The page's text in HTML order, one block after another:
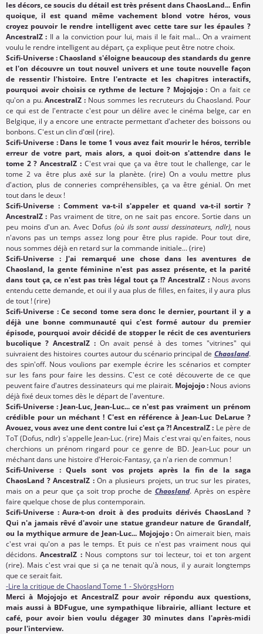
les décors, ce soucis du détail est très présent dans ChaosLand... Enfin
quoique, il est quand même vachement blond votre héros, vous
croyez pouvoir le rendre intelligent avec cette tare sur les épaules ?
AncestralZ : Il a la conviction pour lui, mais il le fait mal... On a vraiment
voulu le rendre intelligent au départ, ça explique peut être notre choix.
Scifi-Universe : Chaosland s'éloigne beaucoup des standards du genre
et l'on découvre un tout nouvel univers et une toute nouvelle façon
de ressentir l'histoire. Entre l'entracte et les chapitres interactifs,
pourquoi avoir choisis ce rythme de lecture ? Mojojojo : On a fait ce
qu'on a pu.AncestralZ : Nous sommes les recruteurs du Chaosland. Pour
ce qui est de l'entracte c'est pour un délire avec le cinéma belge, car en
Belgique, il y a encore une entracte permettant d'acheter des boissons ou
bonbons. C'est un clin d'œil (rire).
Scifi-Universe : Dans le tome 1 vous avez fait mourir le héros, terrible
erreur de votre part, mais alors, a quoi doit-on s'attendre dans le
tome 2 ? AncestralZ :C'est vrai que ça va être tout le challenge, car le
tome 2 va être plus axé sur la planète. (rire) On a voulu mettre plus
d'action, plus de conneries compréhensibles, ça va être génial. On met
tout dans le deux !
Scifi-Universe : Comment va-t-il s'appeler et quand va-t-il sortir ?
AncestralZ : Pas vraiment de titre, on ne sait pas encore. Sortie dans un
peu moins d'un an. Avec Dofus (où ils sont aussi dessinateurs, ndlr), nous
n'avons pas un temps assez long pour être plus rapide. Pour tout dire,
nous sommes déjà en retard sur la commande initiale... (rire)
Scifi-Universe : J'ai remarqué une chose dans les aventures de
Chaosland, la gente féminine n'est pas assez présente, et la parité
dans tout ça, ce n'est pas très légal tout ça !? AncestralZ :Nous avons
entendu cette demande, et oui il y aua plus de filles, en faites, il y aura plus
de tout ! (rire)
Scifi-Universe : Ce second tome sera donc le dernier, pourtant il y a
déjà une bonne communauté qui c'est formé autour du premier
épisode, pourquoi avoir décidé de stopper le récit de ces aventuriers
bucolique ? AncestralZ : On avait pensé à des tomes "vitrines" qui
suivraient des histoires courtes autour du scénario principal de Chaosland.
des spin'off. Nous voulions par exemple écrire les scénarios et compter
sur les fans pour faire les dessins. C'est ce coté découverte de ce que
peuvent faire d'autres dessinateurs qui me plairait. Mojojojo : Nous avions
déjà fixé deux tomes dès le départ de l'aventure.
Scifi-Universe : Jean-Luc, Jean-Luc... ce n'est pas vraiment un prénom
crédible pour un méchant ! C'est en référence à Jean-Luc DeLarue ?
Avouez, vous avez une dent contre lui c'est ça ?! AncestralZ : Le père de
ToT (Dofus, ndlr) s'appelle Jean-Luc. (rire) Mais c'est vrai qu'en faites, nous
cherchions un prénom ringard pour ce genre de BD. Jean-Luc pour un
méchant dans une histoire d'Heroic-Fantasy, ça n'a rien de commun !
Scifi-Universe : Quels sont vos projets après la fin de la saga
ChaosLand ? AncestralZ :On a plusieurs projets, un truc sur les pirates,
mais on a peur que ça soit trop proche de Chaosland. Après on espère
faire quelque chose de plus contemporain.
Scifi-Universe : Aura-t-on droit à des produits dérivés ChaosLand ?
Qui n'a jamais rêvé d'avoir une statue grandeur nature de Grandalf,
ou la mythique armure de Jean-Luc... Mojojojo : On aimerait bien, mais
c'est vrai qu'on a pas le temps. Et puis ce n'est pas vraiment nous qui
décidons.AncestralZ :Nous comptons sur toi lecteur, toi et ton argent
(rire). Mais c'est vrai que si ça ne tenait qu'à nous, il y aurait longtemps
que ce serait fait.
-Lire la critique de Chaosland Tome 1 - SlvörgsHorn
Merci à Mojojojo et AncestralZ pour avoir répondu aux questions,
mais aussi à BDFugue, une sympathique librairie, alliant lecture et
café, pour avoir bien voulu dégager 30 minutes dans l'après-midi
pour l'interview.